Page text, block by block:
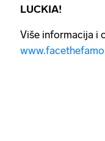
LUCKIA!
Više informacija i